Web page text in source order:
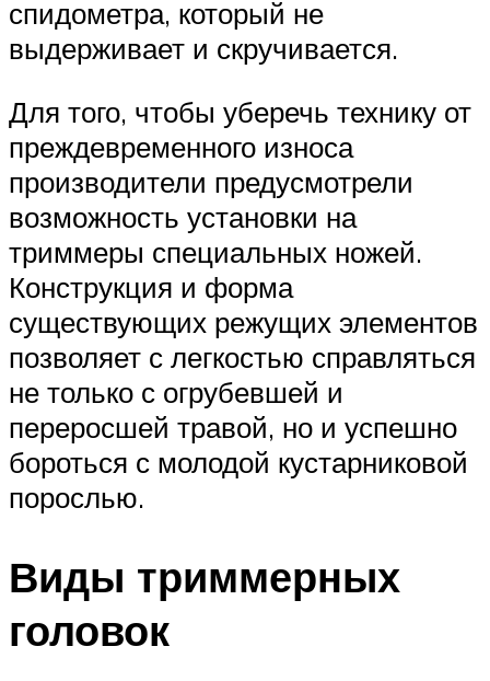
спидометра, который не
выдерживает и скручивается.
Для того, чтобы уберечь технику от
преждевременного износа
производители предусмотрели
возможность установки на
триммеры специальных ножей.
Конструкция и форма
существующих режущих элементов
позволяет с легкостью справляться
не только с огрубевшей и
переросшей травой, но и успешно
бороться с молодой кустарниковой
порослью.
Виды триммерных
головок